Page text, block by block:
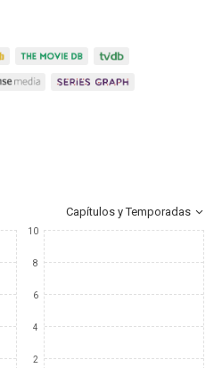
Capítulos y Temporadas
10
8
6
4
2